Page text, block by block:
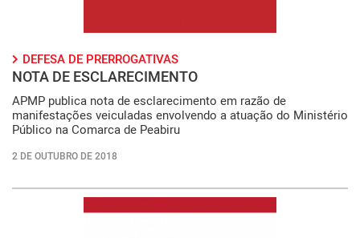
DEFESA DE PRERROGATIVAS
NOTA DE ESCLARECIMENTO
APMP publica nota de esclarecimento em razão de
manifestações veiculadas envolvendo a atuação do Ministério
Público na Comarca de Peabiru
2 DE OUTUBRO DE 2018